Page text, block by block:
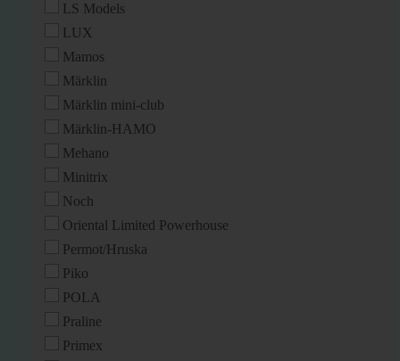
LS Models
LUX
Mamos
Märklin
Märklin mini-club
Märklin-HAMO
Mehano
Minitrix
Noch
Oriental Limited Powerhouse
Permot/Hruska
Piko
POLA
Praline
Primex